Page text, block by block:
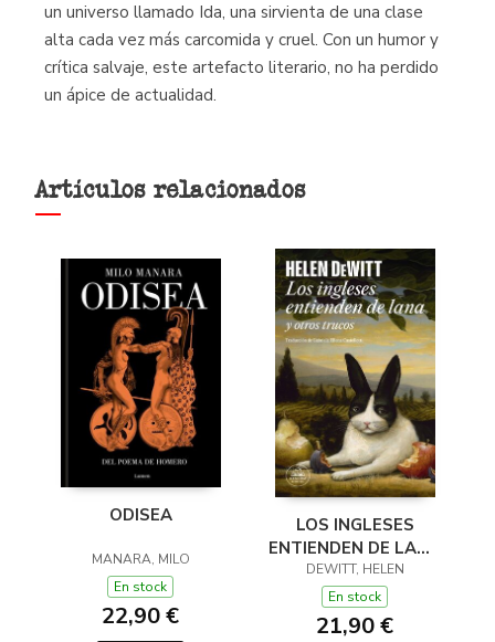
un universo llamado Ida, una sirvienta de una clase
alta cada vez más carcomida y cruel. Con un humor y
crítica salvaje, este artefacto literario, no ha perdido
un ápice de actualidad.
Artículos relacionados
ODISEA
MANARA, MILO
En stock
22,90 €
LOS INGLESES
ENTIENDEN DE LANA
(Y OTROS TRUCOS)
DEWITT, HELEN
En stock
21,90 €